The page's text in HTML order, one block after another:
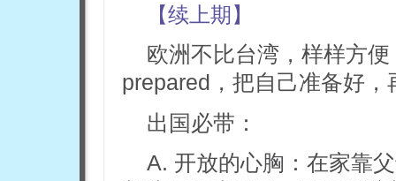
【续上期】
欧洲不比台湾，样样方
prepared，把自己准备好，
出国必带：
A. 开放的心胸：在家靠